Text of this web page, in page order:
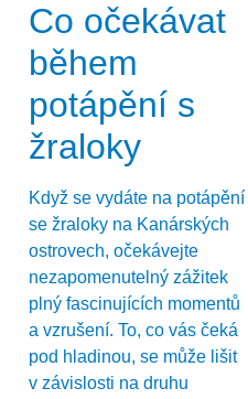
Co očekávat
během
potápění s
žraloky
Když se vydáte na potápění
se žraloky na Kanárských
ostrovech, očekávejte
nezapomenutelný zážitek
plný fascinujících momentů
a vzrušení. To, co vás čeká
pod hladinou, se může lišit
v závislosti na druhu